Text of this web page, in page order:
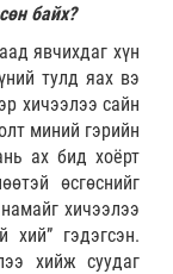
байх?
явчихдаг хүн
тулд яах вэ
хичээлээ сайн
миний гэрийн
ах бид хоёрт
өсгөснийг
хичээлээ
хий” гэдэгсэн.
хийж суудаг